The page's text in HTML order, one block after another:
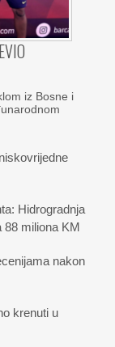
iz Bosne i
Hidrogradnja
88 miliona KM
nakon
krenuti u